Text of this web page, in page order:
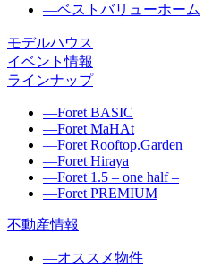
―ベストバリューホーム
モデルハウス
イベント情報
ラインナップ
―Foret BASIC
―Foret MaHAt
―Foret Rooftop.Garden
―Foret Hiraya
―Foret 1.5 – one half –
―Foret PREMIUM
不動産情報
―オススメ物件